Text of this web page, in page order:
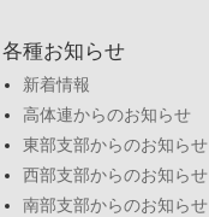
各種お知らせ
新着情報
高体連からのお知らせ
東部支部からのお知らせ
西部支部からのお知らせ
南部支部からのお知らせ